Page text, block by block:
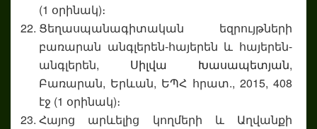
(1 օրինակ)։
Ցեղասպանագիտական եզրույթների
բառարան անգլերեն-հայերեն և հայերեն-
անգլերեն, Սիլվա Խասապետյան,
Բառարան, Երևան, ԵՊՀ հրատ., 2015, 408
էջ (1 օրինակ)։
Հայոց արևելից կողմերի և Աղվանքի